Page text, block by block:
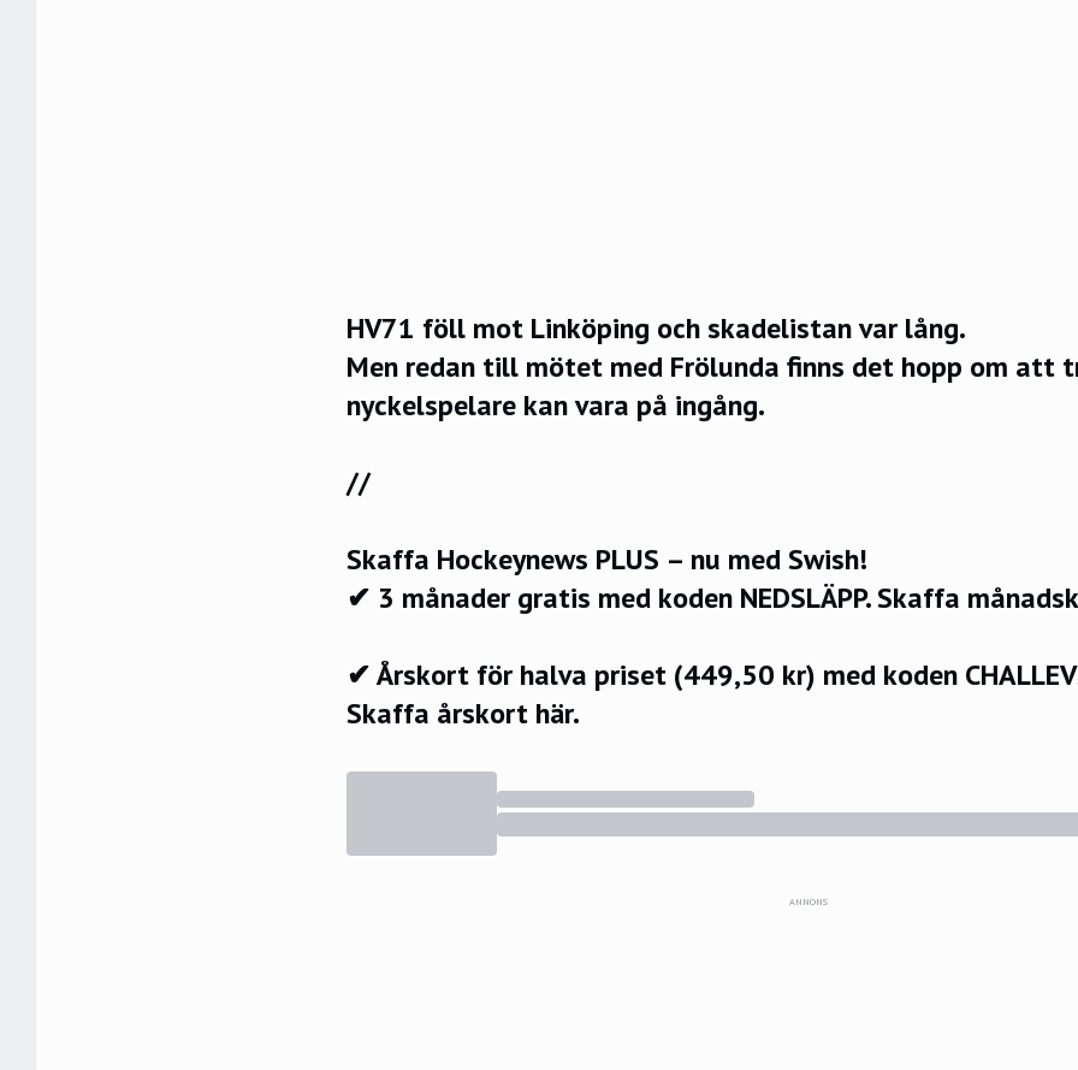
HV71 föll mot Linköping och skadelistan var lång.
Men redan till mötet med Frölunda finns det hopp om att
nyckelspelare kan vara på ingång.
//
Skaffa Hockeynews PLUS – nu med Swish!
✔ 3 månader gratis med koden NEDSLÄPP.Skaffa
✔ Årskort för halva priset (449,50 kr) med koden
Skaffa årskort här.
ANNONS